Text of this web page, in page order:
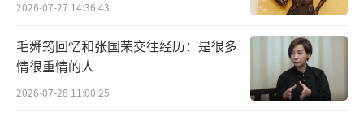
2026-07-27 14:36:43
毛舜筠回忆和张国荣交往经历：是很多
情很重情的人
2026-07-28 11:00:25